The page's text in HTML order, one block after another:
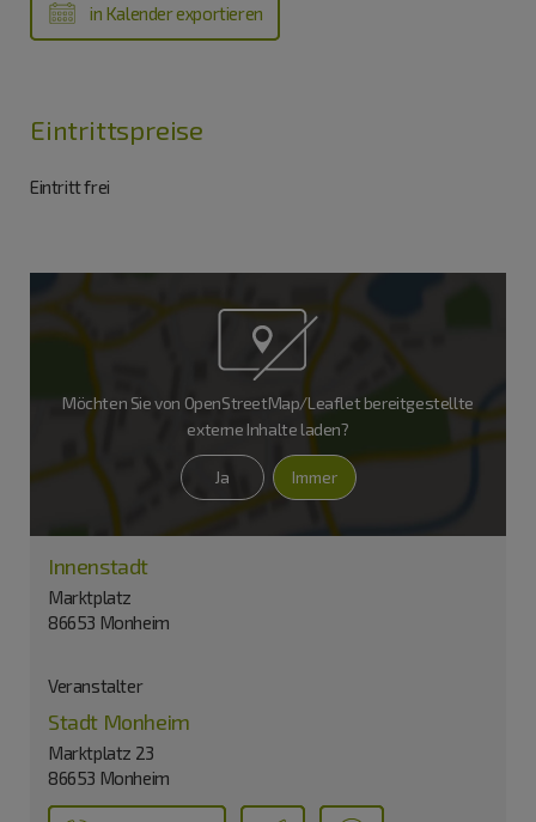
in Kalender exportieren
Eintrittspreise
Eintritt frei
Möchten Sie von OpenStreetMap/Leafletbereitgestellte
externe Inhalte laden?
Ja Immer
Innenstadt
Marktplatz
86653 Monheim
Veranstalter
Stadt Monheim
Marktplatz 23
86653 Monheim